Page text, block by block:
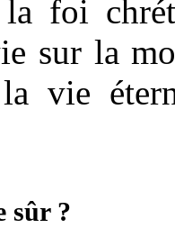
foi
sur la
vie
sûr ?